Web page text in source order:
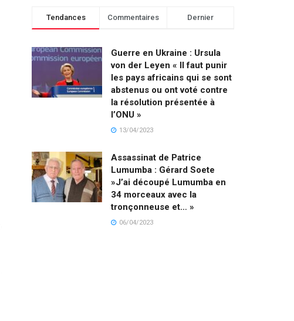
Tendances Commentaires Dernier
Guerre en Ukraine : Ursula
von der Leyen « Il faut punir
les pays africains qui se sont
abstenus ou ont voté contre
la résolution présentée à
l’ONU »
13/04/2023
Assassinat de Patrice
Lumumba : Gérard Soete
»J’ai découpé Lumumba en
34 morceaux avec la
tronçonneuse et… »
06/04/2023